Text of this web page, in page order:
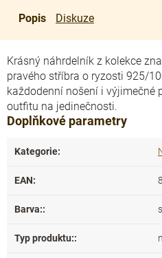
Popis Diskuze
Krásný náhrdelník z kolekce
pravého stříbra o ryzosti 925/
každodenní nošení i výjimečné
outfitu na jedinečnosti.
Doplňkové parametry
Kategorie:
EAN:
Barva::
Typ produktu::